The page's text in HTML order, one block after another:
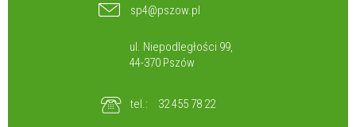
sp4@pszow.pl
ul. Niepodległości 99,
44-370 Pszów
tel.: 32 455 78 22